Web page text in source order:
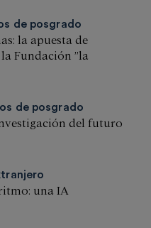
de posgrado
la apuesta de
Fundación ”la
de posgrado
del futuro
una IA